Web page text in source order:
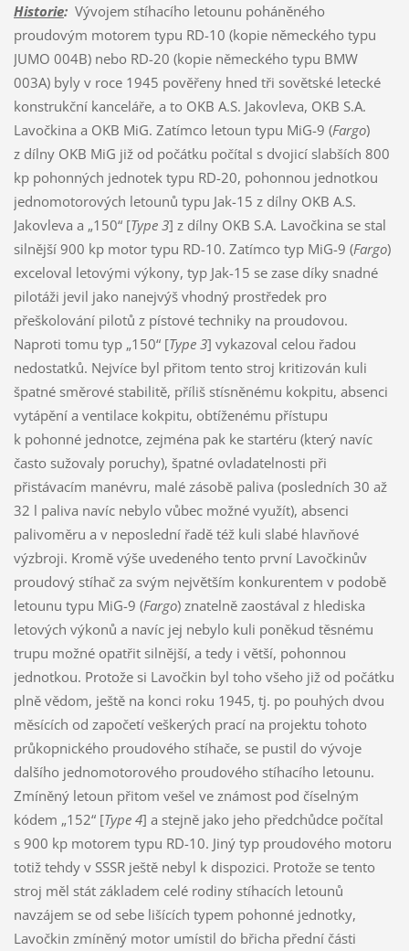
Historie:Vývojem stíhacího letounu poháněného
proudovým motorem typu RD-10 (kopie německého typu
JUMO 004B) nebo RD-20 (kopie německého typu BMW
003A) byly v roce 1945 pověřeny hned tři sovětské letecké
konstrukční kanceláře, a to OKB A.S. Jakovleva, OKB S.A.
Lavočkina a OKB MiG. Zatímco letoun typu MiG-9 (Fargo)
z dílny OKB MiG již od počátku počítal s dvojicí slabších 800
kp pohonných jednotek typu RD-20, pohonnou jednotkou
jednomotorových letounů typu Jak-15 z dílny OKB A.S.
Jakovleva a „150“ [Type 3] z dílny OKB S.A. Lavočkina se stal
silnější 900 kp motor typu RD-10. Zatímco typ MiG-9 (Fargo)
exceloval letovými výkony, typ Jak-15 se zase díky snadné
pilotáži jevil jako nanejvýš vhodný prostředek pro
přeškolování pilotů z pístové techniky na proudovou.
Naproti tomu typ „150“ [Type 3] vykazoval celou řadou
nedostatků. Nejvíce byl přitom tento stroj kritizován kuli
špatné směrové stabilitě, příliš stísněnému kokpitu, absenci
vytápění a ventilace kokpitu, obtíženému přístupu
k pohonné jednotce, zejména pak ke startéru (který navíc
často sužovaly poruchy), špatné ovladatelnosti při
přistávacím manévru, malé zásobě paliva (posledních 30 až
32 l paliva navíc nebylo vůbec možné využít), absenci
palivoměru a v neposlední řadě též kuli slabé hlavňové
výzbroji. Kromě výše uvedeného tento první Lavočkinův
proudový stíhač za svým největším konkurentem v podobě
letounu typu MiG-9 (Fargo) znatelně zaostával z hlediska
letových výkonů a navíc jej nebylo kuli poněkud těsnému
trupu možné opatřit silnější, a tedy i větší, pohonnou
jednotkou. Protože si Lavočkin byl toho všeho již od počátku
plně vědom, ještě na konci roku 1945, tj. po pouhých dvou
měsících od započetí veškerých prací na projektu tohoto
průkopnického proudového stíhače, se pustil do vývoje
dalšího jednomotorového proudového stíhacího letounu.
Zmíněný letoun přitom vešel ve známost pod číselným
kódem „152“ [Type 4] a stejně jako jeho předchůdce počítal
s 900 kp motorem typu RD-10. Jiný typ proudového motoru
totiž tehdy v SSSR ještě nebyl k dispozici. Protože se tento
stroj měl stát základem celé rodiny stíhacích letounů
navzájem se od sebe lišících typem pohonné jednotky,
Lavočkin zmíněný motor umístil do břicha přední části